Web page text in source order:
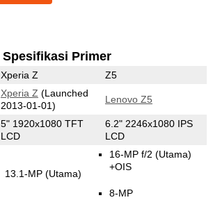
Spesifikasi Primer
Xperia Z Z5
Xperia Z (Launched
2013-01-01)
Lenovo Z5
5" 1920x1080 TFT
LCD
6.2" 2246x1080 IPS
LCD
13.1-MP (Utama)
16-MP f/2 (Utama)
+OIS
8-MP